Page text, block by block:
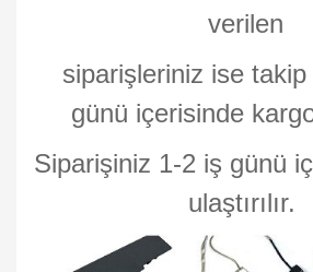
verilen
siparişleriniz ise
günü içerisinde
Siparişiniz 1-2 iş günü
ulaştırılır.